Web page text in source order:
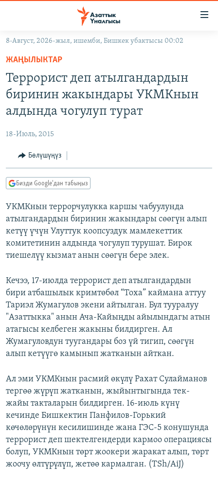
Навигацияга
өтүңүз
Издөөгө
салыңызКЫРГЫЗСТАН
МАДАНИЯТ
ДҮЙНӨ
УКРАИНА
ТВ ПРОГРАММАЛАР
БҮГҮН АЗАТТЫКТА
ДАНИСТЕ
ЭЖЕ-СИҢДИЛЕР
АЗАТТЫК+
ЫҢГАЙСЫЗ СУРООЛОР
ПОДКАСТ
ОНЛАЙН ШЕРИНЕ
ЭЕ/АРнун бардык сайттары
8-Август, 2026-жыл, ишемби, Бишкек убактысы 00:02
ЖАҢЫЛЫКТАР
Террорист деп атылгандардын
биринин жакындары УКМКнын
алдында чогулуп турат
18-Июль, 2015
Бөлүшүңүз
Бизди Google'дан табыңыз
УКМКнын террорчулукка каршы чабуулунда
атылгандардын биринин жакындары сөөгүн алып
кетүү үчүн Улуттук коопсуздук мамлекеттик
комитетинин алдында чогулуп турушат. Бирок
тиешелүү кызмат анын сөөгүн бере элек.
Кечээ, 17-июлда террорист деп атылгандардын
бири атбашылык кримтөбөл “Тоха” каймана аттуу
Тариэл Жумагулов экени айтылган. Бул тууралуу
"Азаттыкка" анын Ача-Кайыңды айылындагы атын
атагысы келбеген жакыны билдирген. Ал
Жумагуловдун туугандары боз үй тигип, сөөгүн
алып кетүүгө камынып жатканын айткан.
Ал эми УКМКнын расмий өкүлү Рахат Сулайманов
тергөө жүрүп жатканын, жыйынтыгында тек-
жайы такталарын билдирген. 16-июль күнү
кечинде Бишкектин Панфилов-Горький
көчөлөрүнүн кесилишинде жана ГЭС-5 конушунда
террорист деп шектелгендерди кармоо операциясы
болуп, УКМКнын төрт жоокери жаракат алып, төрт
жоочу өлтүрүлүп, жетөө кармалган. (TSh/AiJ)